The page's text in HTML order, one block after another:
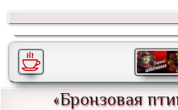
«Бронзовая